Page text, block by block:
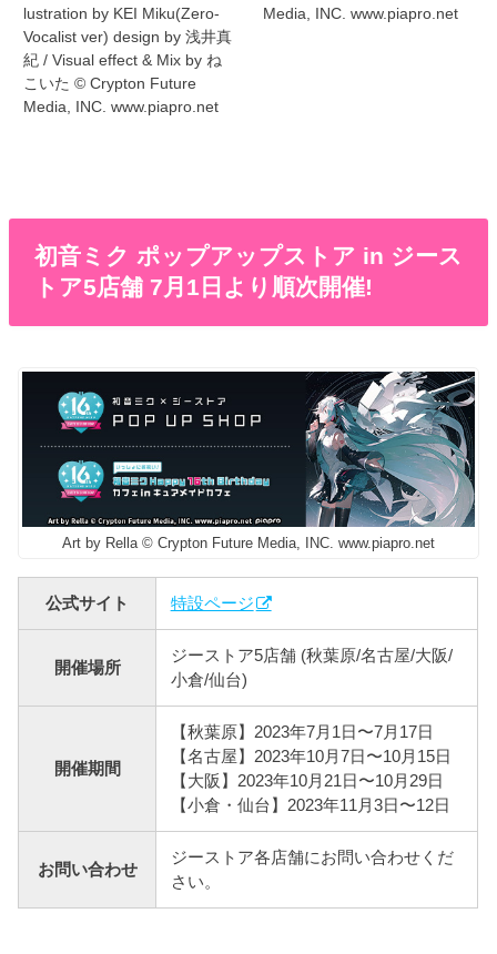
lustration by KEI Miku(Zero-
Vocalist ver) design by 浅井真
紀 / Visual effect & Mix by ね
こいた © Crypton Future
Media, INC. www.piapro.net
Media, INC. www.piapro.net
初音ミク ポップアップストア in ジース
トア5店舗 7月1日より順次開催!
Art by Rella © Crypton Future Media, INC. www.piapro.net
公式サイト 特設ページ
開催場所
ジーストア5店舗 (秋葉原/名古屋/大阪/
小倉/仙台)
開催期間
【秋葉原】2023年7月1日〜7月17日
【名古屋】2023年10月7日〜10月15日
【大阪】2023年10月21日〜10月29日
【小倉・仙台】2023年11月3日〜12日
お問い合わせ
ジーストア各店舗にお問い合わせくだ
さい。